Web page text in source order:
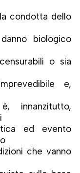
condotta dello
biologico
o sia
e,
innanzitutto,
ed evento
che vanno